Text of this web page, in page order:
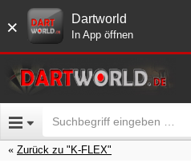
× Dartworld
In App öffnen
Zurück zu "K-FLEX"